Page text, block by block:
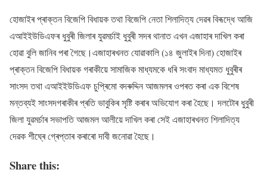
হোজাইৰ প্ৰাক্তন বিজেপি বিধায়ক তথা বিজেপি নেতা শিলাদিত্য দেৱৰ বিৰূদ্ধে আজি
এআইইউডিএফৰ ধুবুৰী জিলাৰ যুৱমৰ্চাই ধুবুৰী সদৰ থানাত এখন এজাহাৰ দাখিল কৰা
হোৱা বুলি জানিব পৰা গৈছে।এজাহাৰখনত যোৱাকালি (১৪ জুলাইৰ দিনা) হোজাইৰ
প্ৰাক্তন বিজেপি বিধায়ক গৰাকীয়ে সামাজিক মাধ্যমকে ধৰি সংবাদ মাধ্যমত ধুবুৰীৰ
সাংসদ তথা এআইইউডিএফ চুপ্ৰিমো বদৰুদ্দিন আজমলৰ ওপৰত কৰা এক বিশেষ
মন্তব্যই সাংসদগৰাকীৰ প্ৰতি ভাবুকিৰ সৃষ্টি কৰাৰ অভিযোগ কৰা হৈছে। দলটোৰ ধুবুৰী
জিলা যুৱমৰ্চাৰ সভাপতি আজমল আলীয়ে দাখিল কৰা সেই এজাহাৰখনত শিলাদিত্য
দেৱক শীঘ্ৰে গ্ৰেপ্তাৰ কৰাৰো দাবী জনোৱা হৈছে।
Share this: